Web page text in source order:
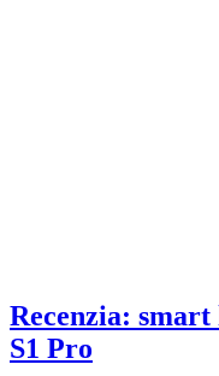
Recenzia:
S1 Pro